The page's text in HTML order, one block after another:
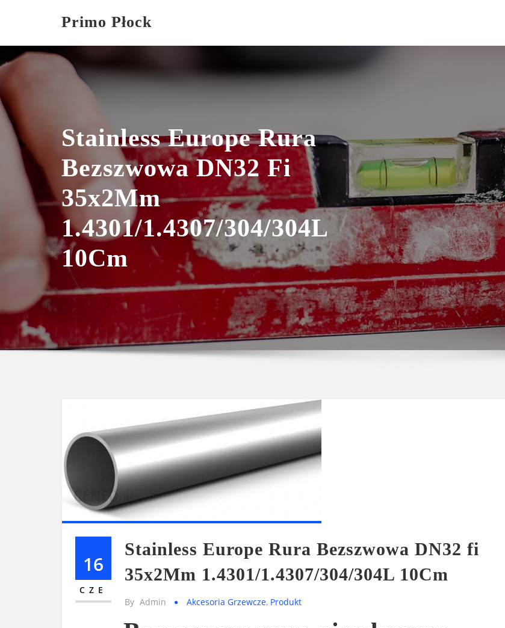
Primo Płock
Stainless Europe Rura
Bezszwowa DN32 Fi
35x2Mm
1.4301/1.4307/304/304L
10Cm
16
CZE
Stainless Europe Rura Bezszwowa DN32 fi
35x2Mm 1.4301/1.4307/304/304L 10Cm
By Admin Akcesoria Grzewcze, Produkt